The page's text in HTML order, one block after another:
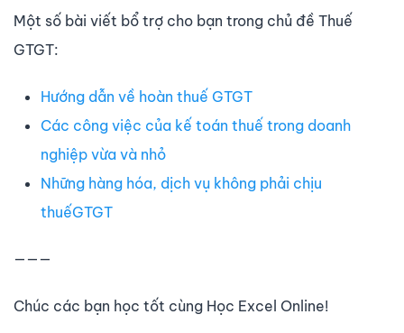
Một số bài viết bổ trợ cho bạn trong chủ đề Thuế
GTGT:
Hướng dẫn về hoàn thuế GTGT
Các công việc của kế toán thuế trong doanh
nghiệp vừa và nhỏ
Những hàng hóa, dịch vụ không phải chịu
thuếGTGT
———
Chúc các bạn học tốt cùng Học Excel Online!